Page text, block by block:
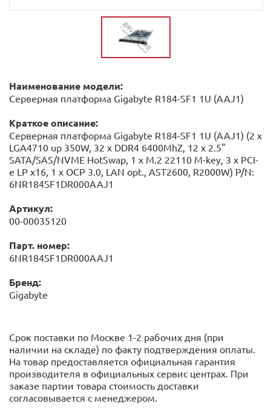
Наименование модели:
Серверная платформа Gigabyte R184-SF1 1U (AAJ1)
Краткое описание:
Серверная платформа Gigabyte R184-SF1 1U (AAJ1) (2 x
LGA4710 up 350W, 32 x DDR4 6400MhZ, 12 x 2.5"
SATA/SAS/NVME HotSwap, 1 x M.2 22110 M-key, 3 x PCI-
e LP x16, 1 x OCP 3.0, LAN opt., AST2600, R2000W) P/N:
6NR184SF1DR000AAJ1
Артикул:
00-00035120
Парт. номер:
6NR184SF1DR000AAJ1
Бренд:
Gigabyte
Срок поставки по Москве 1-2 рабочих дня (при
наличии на складе) по факту подтверждения оплаты.
На товар предоставляется официальная гарантия
производителя в официальных сервис центрах. При
заказе партии товара стоимость доставки
согласовывается с менеджером.